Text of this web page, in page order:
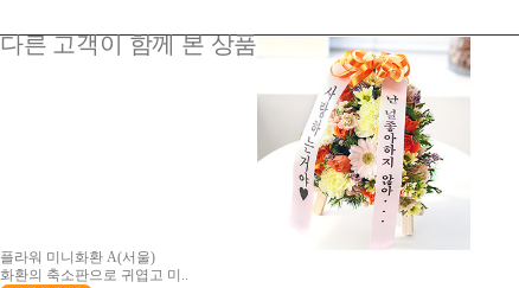
다른 고객이 함께 본 상품
플라워 미니화환 A(서울)
화환의 축소판으로 귀엽고 미..